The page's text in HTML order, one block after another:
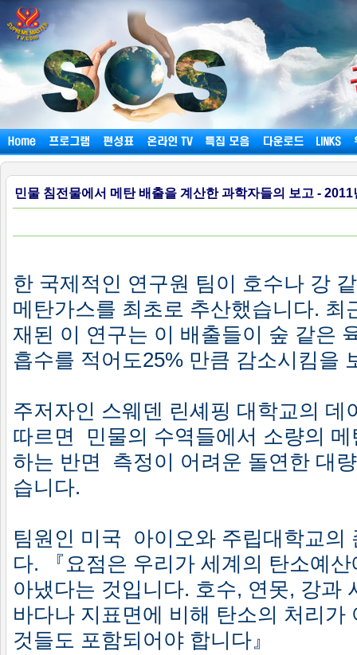
민물 침전물에서 메탄 배출을 계산한 과학자들의 보고 -
한 국제적인 연구원 팀이 호수나 강
메탄가스를 최초로 추산했습니다. 최
재된 이 연구는 이 배출들이 숲 같은
흡수를 적어도25% 만큼 감소시킴을
주저자인 스웨덴 린셰핑 대학교의 데
따르면 민물의 수역들에서 소량의
하는 반면 측정이 어려운 돌연한 대
습니다.
팀원인 미국 아이오와 주립대학교의
다. 『요점은 우리가 세계의 탄소예
아냈다는 것입니다. 호수, 연못, 강과
바다나 지표면에 비해 탄소의 처리가
것들도 포함되어야 합니다』